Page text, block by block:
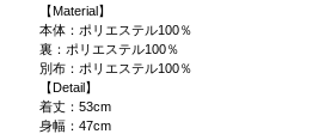
【Material】
本体：ポリエステル100％
裏：ポリエステル100％
別布：ポリエステル100％
【Detail】
着丈：53cm
身幅：47cm